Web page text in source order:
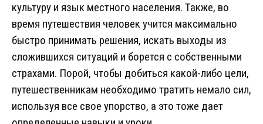
культуру и язык местного населения. Также, во
время путешествия человек учится максимально
быстро принимать решения, искать выходы из
сложившихся ситуаций и борется с собственными
страхами. Порой, чтобы добиться какой-либо цели,
путешественникам необходимо тратить немало сил,
используя все свое упорство, а это тоже дает